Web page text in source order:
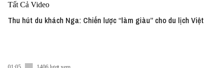
Tất Cả Video
Thu hút du khách Nga: Chiến lược “làm giàu” cho du lịch Việt